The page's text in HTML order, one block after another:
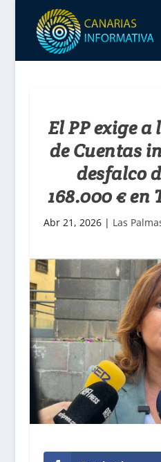
El PP exige
de Cuentas
desfalco
168.000 € en
Abr 21, 2026| Las